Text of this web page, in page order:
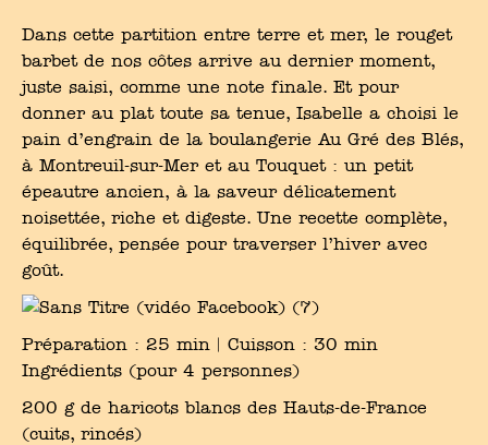
Dans cette partition entre terre et mer, le rouget
barbet de nos côtes arrive au dernier moment,
juste saisi, comme une note finale. Et pour
donner au plat toute sa tenue, Isabelle a choisi le
pain d’engrain de la boulangerie Au Gré des Blés,
à Montreuil-sur-Mer et au Touquet : un petit
épeautre ancien, à la saveur délicatement
noisettée, riche et digeste. Une recette complète,
équilibrée, pensée pour traverser l’hiver avec
goût.
Préparation : 25 min︱Cuisson : 30 min
Ingrédients (pour 4 personnes)
200 g de haricots blancs des Hauts-de-France
(cuits, rincés)